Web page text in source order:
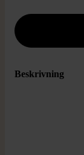
Beskrivning